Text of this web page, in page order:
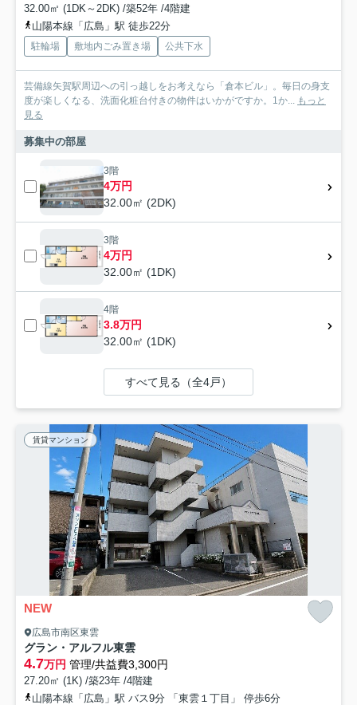
32.00㎡ (1DK～2DK) /築52年 /4階建
山陽本線「広島」駅 徒歩22分
駐輪場 敷地内ごみ置き場 公共下水
芸備線矢賀駅周辺への引っ越しをお考えなら「倉本ビル」。毎日の身支
度が楽しくなる、洗面化粧台付きの物件はいかがですか。1か... もっと
見る
募集中の部屋
3階
4万円
32.00㎡ (2DK)
3階
4万円
32.00㎡ (1DK)
4階
3.8万円
32.00㎡ (1DK)
すべて見る（全4戸）
賃貸マンション
NEW
広島市南区東雲
グラン・アルフル東雲
4.7万円 管理/共益費3,300円
27.20㎡ (1K) /築23年 /4階建
山陽本線「広島」駅 バス9分 「東雲１丁目」 停歩6分